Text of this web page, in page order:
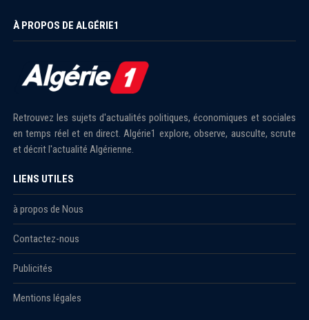
À PROPOS DE ALGÉRIE1
Retrouvez les sujets d'actualités politiques, économiques et sociales
en temps réel et en direct. Algérie1 explore, observe, ausculte, scrute
et décrit l'actualité Algérienne.
LIENS UTILES
à propos de Nous
Contactez-nous
Publicités
Mentions légales